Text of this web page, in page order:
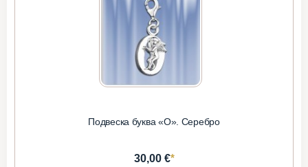
Подвеска буква «О». Серебро
30,00 €*